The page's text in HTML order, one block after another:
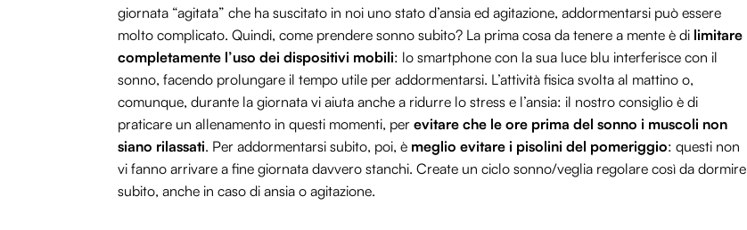
giornata “agitata” che ha suscitato in noi uno stato d’ansia ed agitazione, addormentarsi può essere
molto complicato. Quindi, come prendere sonno subito? La prima cosa da tenere a mente è di limitare
completamente l’uso dei dispositivi mobili: lo smartphone con la sua luce blu interferisce con il
sonno, facendo prolungare il tempo utile per addormentarsi. L’attività fisica svolta al mattino o,
comunque, durante la giornata vi aiuta anche a ridurre lo stress e l’ansia: il nostro consiglio è di
praticare un allenamento in questi momenti, per evitare che le ore prima del sonno i muscoli non
siano rilassati. Per addormentarsi subito, poi, è meglio evitare i pisolini del pomeriggio: questi non
vi fanno arrivare a fine giornata davvero stanchi. Create un ciclo sonno/veglia regolare così da dormire
subito, anche in caso di ansia o agitazione.